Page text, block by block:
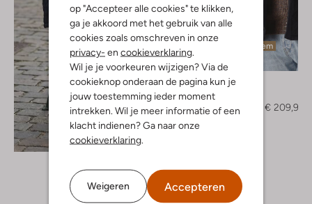
op "Accepteer alle cookies" te klikken,
ga je akkoord met het gebruik van alle
cookies zoals omschreven in onze
privacy- en cookieverklaring
Wil je je voorkeuren wijzigen? Via de
cookieknop onderaan de pagina kun je
jouw toestemming ieder moment
intrekken. Wil je meer informatie of een
klacht indienen? Ga naar onze
cookieverklaring
Weigeren Accepteren
Ontdek de look
Laatste item
Barbour
€ 299,99
€ 209,99